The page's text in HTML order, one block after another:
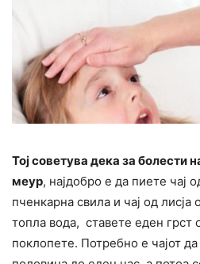
Тој советува дека за болести
меур, најдобро е да пиете чај
пченкарна свила и чај од
топла вода, ставете еден грст
поклопете. Потребно е чајот